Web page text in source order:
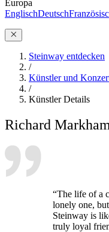
Europa
EnglischDeutsch
Steinway entdecken
/
Künstler und
/
Künstler Details
Richard Markham
“The life of a
lonely one,
Steinway is
truly loyal